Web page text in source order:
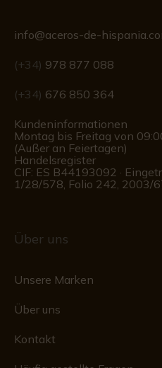
info@aceros-de-
(+34) 978 877 088
(+34) 676 850 364
Kundeninformationen
Montag bis Freitag von
(Außer an Feiertagen)
Handelsregister
CIF: ES B44193092 ·
1/28/578, Folio 242, 2003/
Über uns
Unsere Marken
Über uns
Kontakt